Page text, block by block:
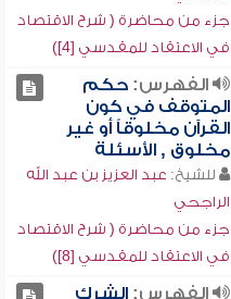
جزء من محاضرة ( شرح الاقتصاد
في الاعتقاد للمقدسي [4])
الفهرس:حكم
المتوقف في كون
القرآن مخلوقاً أو غير
مخلوق , الأسئلة
للشيخ: عبد العزيز بن عبد الله
الراجحي
جزء من محاضرة ( شرح الاقتصاد
في الاعتقاد للمقدسي [8])
الفهرس:الشرك